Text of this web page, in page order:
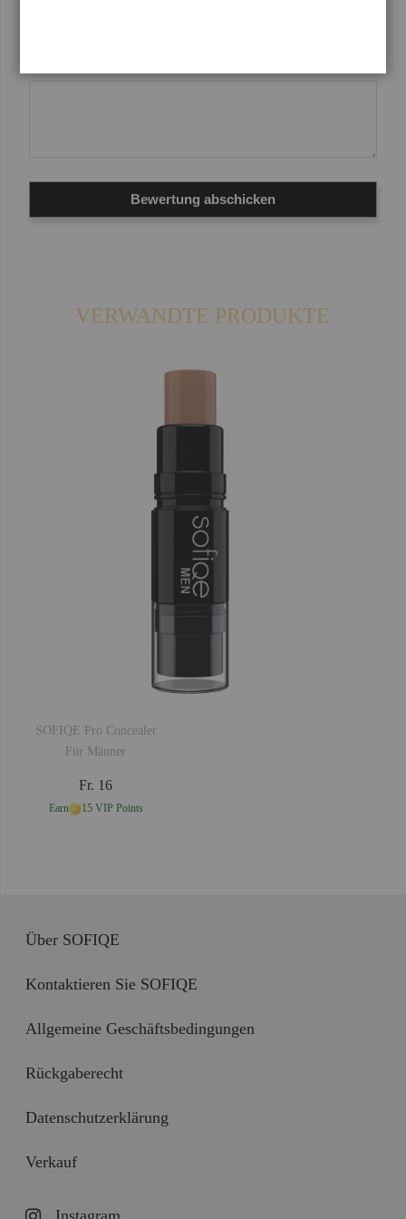
Bewertung abschicken
VERWANDTE PRODUKTE
SOFIQE Pro Concealer
Für Männer
Fr. 16
Earn 15 VIP Points
Über SOFIQE
Kontaktieren Sie SOFIQE
Allgemeine Geschäftsbedingungen
Rückgaberecht
Datenschutzerklärung
Verkauf